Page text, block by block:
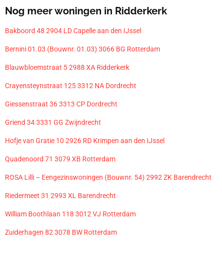
Nog meer woningen in Ridderkerk
Bakboord 48 2904 LD Capelle aan den IJssel
Bernini 01.03 (Bouwnr. 01.03) 3066 BG Rotterdam
Blauwbloemstraat 5 2988 XA Ridderkerk
Crayensteynstraat 125 3312 NA Dordrecht
Giessenstraat 36 3313 CP Dordrecht
Griend 34 3331 GG Zwijndrecht
Hofje van Gratie 10 2926 RD Krimpen aan den IJssel
Quadenoord 71 3079 XB Rotterdam
ROSA Lilli – Eengezinswoningen (Bouwnr. 54) 2992 ZK Barendrecht
Riedermeet 31 2993 XL Barendrecht
William Boothlaan 118 3012 VJ Rotterdam
Zuiderhagen 82 3078 BW Rotterdam